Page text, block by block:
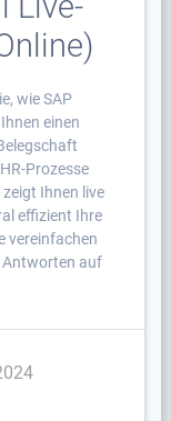
wie SAP
einen
Prozesse
Ihnen live
effizient Ihre
vereinfachen
Antworten auf